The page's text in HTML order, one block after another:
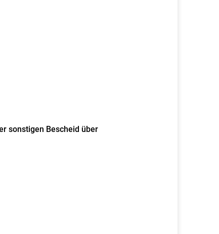
sonstigen Bescheid über